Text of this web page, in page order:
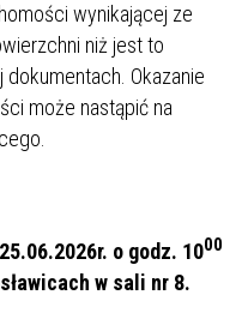
wynikającej ze
niż jest to
Okazanie
może nastąpić na
o godz. 1000
w sali nr 8.